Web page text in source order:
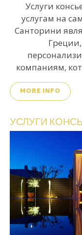
Услуги
услугам на
Санторини
Греции,
компаниям,
MORE INFO
УСЛУГИ